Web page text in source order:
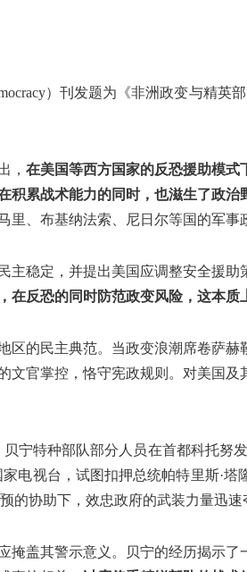
）刊发题为《非洲政变与精
， 在美国等西方国家的反恐援助模式
累战术能力的同时，也滋生了政治
、布基纳法索、尼日尔等国的军事
稳定，并提出美国应调整安全援助
反恐的同时防范政变风险，这本质
区的民主典范。当政变浪潮席卷萨
官掌控，恪守宪政规则。对美国及
宁特种部队部分人员在首都科托努
家电视台，试图扣押总统帕特里斯·
的协助下，效忠政府的武装力量迅
掩盖其警示意义。贝宁的经历揭示